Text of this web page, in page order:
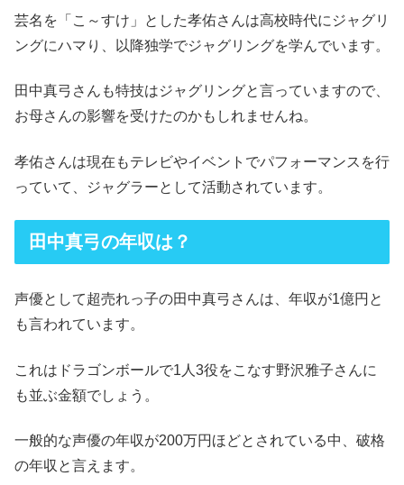
芸名を「こ～すけ」とした孝佑さんは高校時代にジャグリ
ングにハマり、以降独学でジャグリングを学んでいます。
田中真弓さんも特技はジャグリングと言っていますので、
お母さんの影響を受けたのかもしれませんね。
孝佑さんは現在もテレビやイベントでパフォーマンスを行
っていて、ジャグラーとして活動されています。
田中真弓の年収は？
声優として超売れっ子の田中真弓さんは、年収が1億円と
も言われています。
これはドラゴンボールで1人3役をこなす野沢雅子さんに
も並ぶ金額でしょう。
一般的な声優の年収が200万円ほどとされている中、破格
の年収と言えます。